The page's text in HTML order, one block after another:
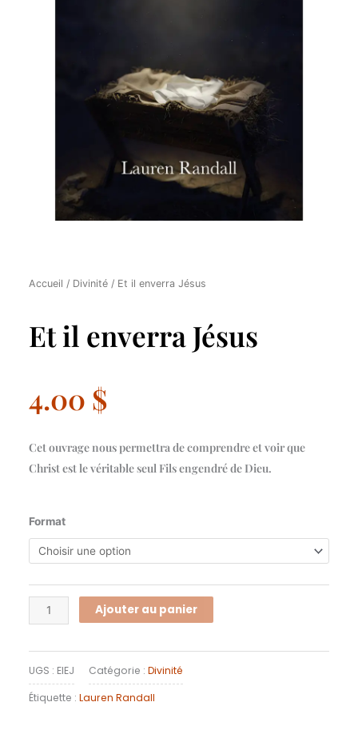
Accueil / Divinité / Et il enverra Jésus
Et il enverra Jésus
4.00 $
Cet ouvrage nous permettra de comprendre et voir que
Christ est le véritable seul Fils engendré de Dieu.
Format
quantité
de
enverra
Ajouter au panier
UGS : EIEJ Catégorie : Divinité
Étiquette : Lauren Randall